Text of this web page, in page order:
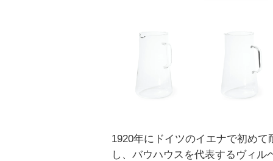
1920年にドイツのイエナで初めて
し、バウハウスを代表するヴィル